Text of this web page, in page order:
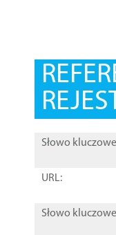
Słowo
URL:
Słowo